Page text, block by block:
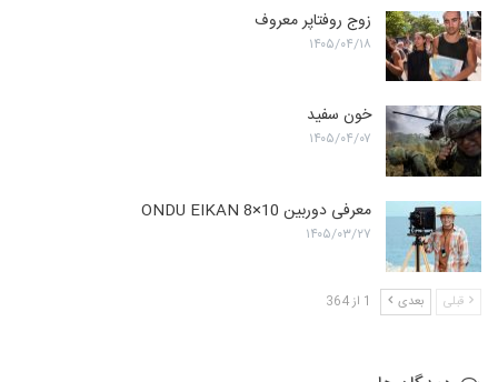
زوج روفتاپر معروف
۱۴۰۵/۰۴/۱۸
خون سفید
۱۴۰۵/۰۴/۰۷
معرفی دوربین ONDU EIKAN 8×10
۱۴۰۵/۰۳/۲۷
قبلی بعدی 1 از 364